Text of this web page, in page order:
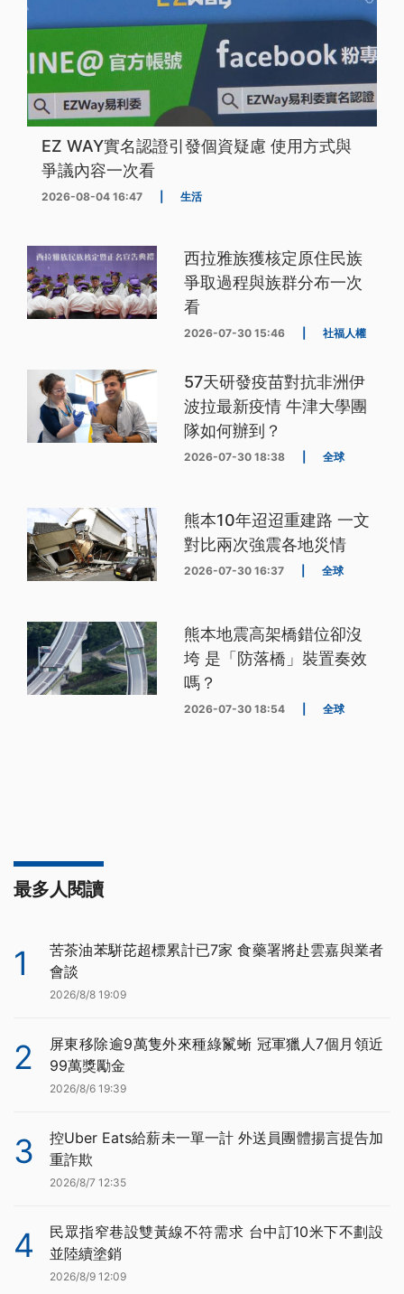
EZ WAY實名認證引發個資疑慮 使用方式與
爭議內容一次看
2026-08-04 16:47 生活
西拉雅族獲核定原住民族
爭取過程與族群分布一次
看
2026-07-30 15:46 社福人權
57天研發疫苗對抗非洲伊
波拉最新疫情 牛津大學團
隊如何辦到？
2026-07-30 18:38 全球
熊本10年迢迢重建路 一文
對比兩次強震各地災情
2026-07-30 16:37 全球
熊本地震高架橋錯位卻沒
垮 是「防落橋」裝置奏效
嗎？
2026-07-30 18:54 全球
最多人閱讀
1
苦茶油苯駢芘超標累計已7家 食藥署將赴雲嘉與業者
會談
2026/8/8 19:09
2
屏東移除逾9萬隻外來種綠鬣蜥 冠軍獵人7個月領近
99萬獎勵金
2026/8/6 19:39
3
控Uber Eats給薪未一單一計 外送員團體揚言提告加
重詐欺
2026/8/7 12:35
4
民眾指窄巷設雙黃線不符需求 台中訂10米下不劃設
並陸續塗銷
2026/8/9 12:09